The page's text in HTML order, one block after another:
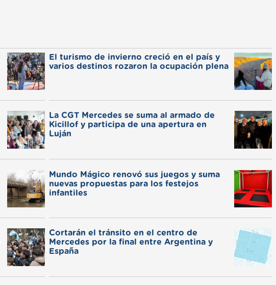
El turismo de invierno creció en el país y
varios destinos rozaron la ocupación plena
La CGT Mercedes se suma al armado de
Kicillof y participa de una apertura en
Luján
Mundo Mágico renovó sus juegos y suma
nuevas propuestas para los festejos
infantiles
Cortarán el tránsito en el centro de
Mercedes por la final entre Argentina y
España